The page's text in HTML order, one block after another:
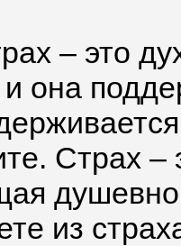
это
и она
Страх
из